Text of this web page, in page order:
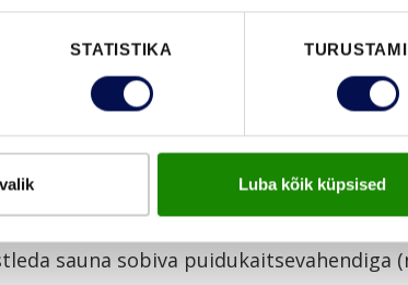
STATISTIKA
Luba kõik küpsised
tavalise sanitaarruumide
niisutatud pehme lapiga!
puhta veega ning kuivata hoolikalt!
eemalda äädikalahusega ning loputa
tuleb kohe paigaldamise järel (kindlasti
sauna sobiva puidukaitsevahendiga